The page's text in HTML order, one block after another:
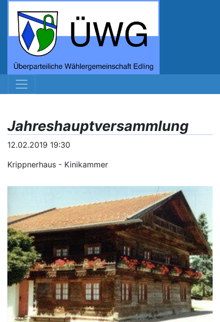
Jahreshauptversammlung
12.02.2019 19:30
Krippnerhaus - Kinikammer